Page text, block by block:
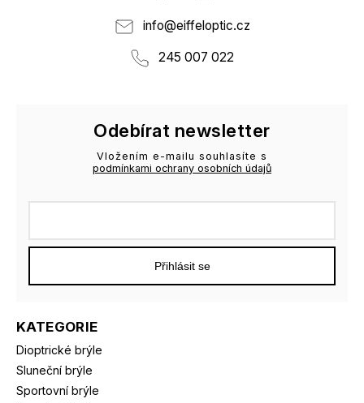
info@eiffeloptic.cz
245 007 022
KATEGORIE
Dioptrické brýle
Sluneční brýle
Sportovní brýle
Odebírat newsletter
Vložením e-mailu souhlasíte s
podmínkami ochrany osobních údajů
Přihlásit se